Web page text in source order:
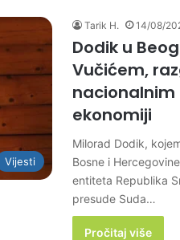
Vijesti
Tarik H. 14/08/
Dodik u
Vučićem,
ekonomiji
Milorad Dodik,
Bosne i
entiteta Republika
presude Suda…
Pročitaj više